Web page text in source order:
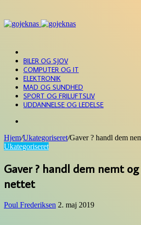
Menu
BILER OG SJOV
COMPUTER OG IT
ELEKTRONIK
MAD OG SUNDHED
SPORT OG FRILUFTSLIV
UDDANNELSE OG LEDELSE
Hjem/Ukategoriseret/Gaver ? handl dem
Ukategoriseret
Gaver ? handl dem nemt
nettet
Poul Frederiksen 2. maj 2019